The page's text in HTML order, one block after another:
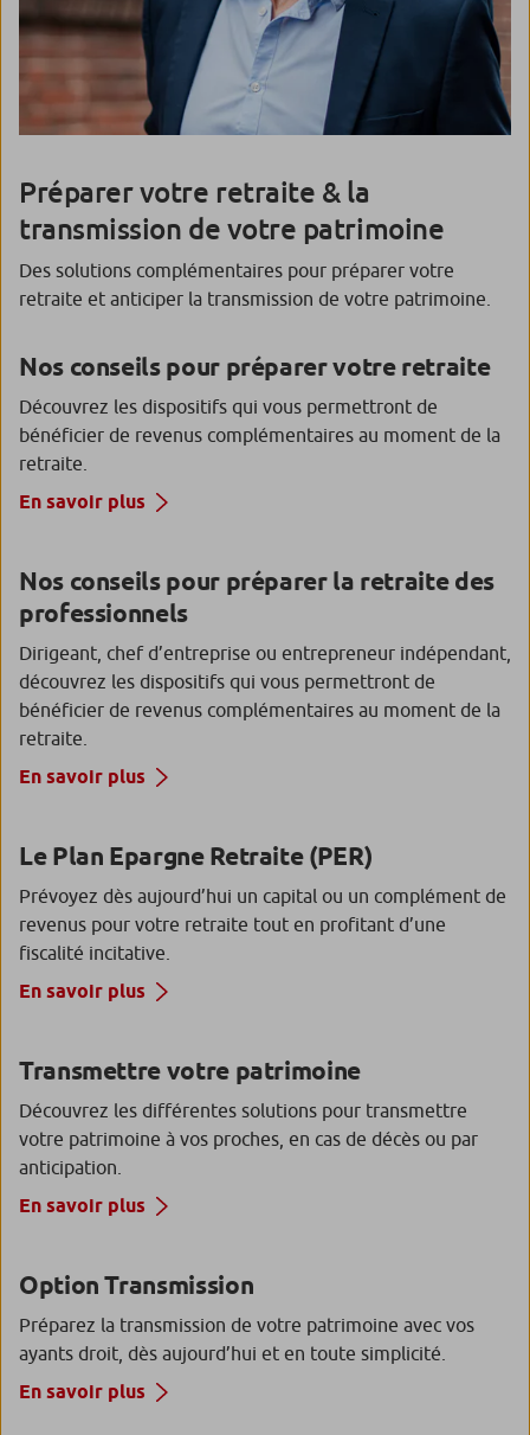
Préparer votre retraite & la
transmission de votre patrimoine
Des solutions complémentaires pour préparer votre
retraite et anticiper la transmission de votre patrimoine.
Nos conseils pour préparer votre retraite
Découvrez les dispositifs qui vous permettront de
bénéficier de revenus complémentaires au moment de la
retraite.
En savoir plus
Nos conseils pour préparer la retraite des
professionnels
Dirigeant, chef d’entreprise ou entrepreneur indépendant,
découvrez les dispositifs qui vous permettront de
bénéficier de revenus complémentaires au moment de la
retraite.
En savoir plus
Le Plan Epargne Retraite (PER)
Prévoyez dès aujourd’hui un capital ou un complément de
revenus pour votre retraite tout en profitant d’une
fiscalité incitative.
En savoir plus
Transmettre votre patrimoine
Découvrez les différentes solutions pour transmettre
votre patrimoine à vos proches, en cas de décès ou par
anticipation.
En savoir plus
Option Transmission
Préparez la transmission de votre patrimoine avec vos
ayants droit, dès aujourd’hui et en toute simplicité.
En savoir plus